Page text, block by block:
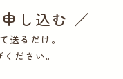
し込む ／
送るだけ。
ださい。